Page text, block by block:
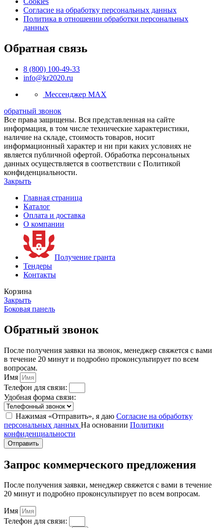
Согласие на обработку персональных данных
Политика в отношении обработки персональных
данных
Обратная связь
8 (800) 100-49-33
info@kr2020.ru
Мессенджер MAX
обратный звонок
Все права защищены. Вся представленная на сайте
информация, в том числе технические характеристики,
наличие на складе, стоимость товаров, носит
информационный характер и ни при каких условиях не
является публичной офертой. Обработка персональных
данных осуществляется в соответствии с Политикой
конфиденциальности.
Закрыть
Главная страница
Каталог
Оплата и доставка
О компании
Получение гранта
Тендеры
Контакты
Корзина
Закрыть
Боковая панель
Обратный звонок
После получения заявки на звонок, менеджер свяжется с вами
в течение 20 минут и подробно проконсультирует по всем
вопросам.
Имя
Телефон для связи:
Удобная форма связи:
Нажимая «Отправить», я даю Согласие на обработку
персональных данных На основании Политики
конфиденциальности
Отправить
Запрос коммерческого предложения
После получения заявки, менеджер свяжется с вами в течение
20 минут и подробно проконсультирует по всем вопросам.
Имя
Телефон для связи: